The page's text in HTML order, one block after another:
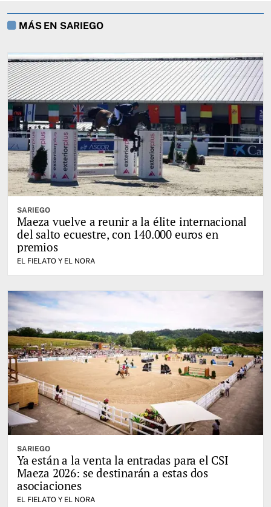
MÁS EN SARIEGO
SARIEGO
Maeza vuelve a reunir a la élite internacional
del salto ecuestre, con 140.000 euros en
premios
EL FIELATO Y EL NORA
SARIEGO
Ya están a la venta la entradas para el CSI
Maeza 2026: se destinarán a estas dos
asociaciones
EL FIELATO Y EL NORA